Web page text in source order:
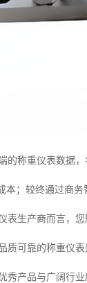
的称重仪表数据
本；较终通过商
表生产商而言，
质可靠的称重仪表
秀产品与广阔行业